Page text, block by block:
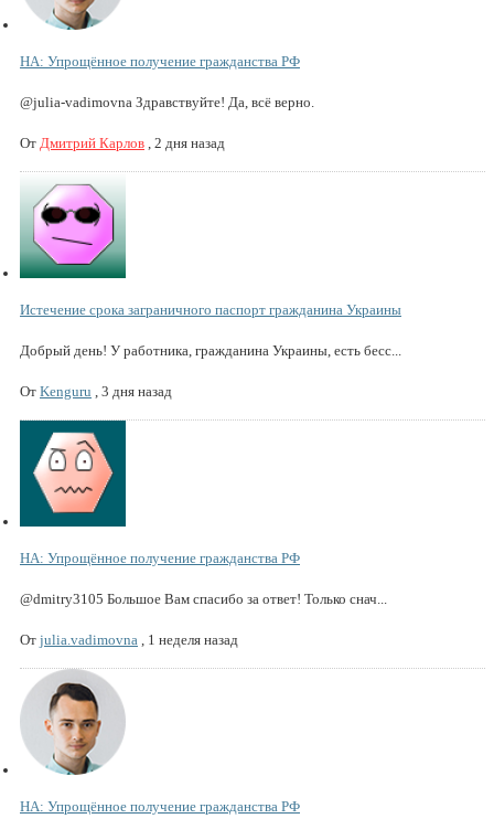
НА: Упрощённое получение гражданства РФ
@julia-vadimovna Здравствуйте! Да, всё верно.
От Дмитрий Карлов 2 дня назад
Истечение срока заграничного паспорт гражданина Украины
Добрый день! У работника, гражданина Украины, есть бесс...
От Kenguru 3 дня назад
НА: Упрощённое получение гражданства РФ
@dmitry3105 Большое Вам спасибо за ответ! Только снач...
От julia.vadimovna 1 неделя назад
НА: Упрощённое получение гражданства РФ